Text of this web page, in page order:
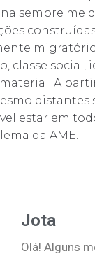
sempre me
classe social,
A
distantes
estar em
da AME.
Jota
Olá! Alguns